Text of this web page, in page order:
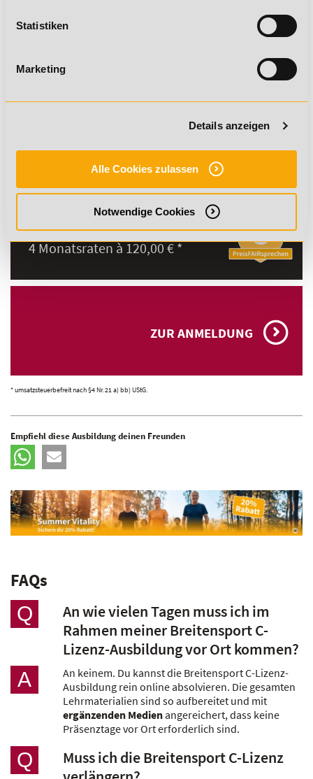
Statistiken
Marketing
Details anzeigen
Alle Cookies zulassen
Notwendige Cookies
PRÄSENZPHASENTERMINE
VORAUSSETZUNGEN
GESAMTPREIS:
480,00 € *
Ratenzahlung:
4 Monatsraten à 120,00 € *
ZUR ANMELDUNG
* umsatzsteuerbefreit nach §4 Nr. 21 a) bb) UStG.
Empfiehl diese Ausbildung deinen Freunden
FAQs
Q
An wie vielen Tagen muss ich im
Rahmen meiner Breitensport C-
Lizenz-Ausbildung vor Ort kommen?
A
An keinem. Du kannst die Breitensport C-Lizenz-
Ausbildung rein online absolvieren. Die gesamten
Lehrmaterialien sind so aufbereitet und mit
ergänzenden Medienangereichert, dass keine
Präsenztage vor Ort erforderlich sind.
Q
Muss ich die Breitensport C-Lizenz